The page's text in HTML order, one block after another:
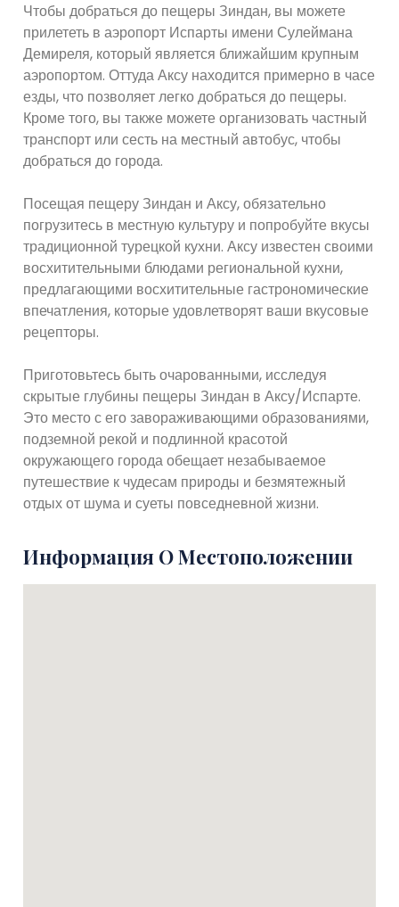
Чтобы добраться до пещеры Зиндан, вы можете
прилететь в аэропорт Испарты имени Сулеймана
Демиреля, который является ближайшим крупным
аэропортом. Оттуда Аксу находится примерно в часе
езды, что позволяет легко добраться до пещеры.
Кроме того, вы также можете организовать частный
транспорт или сесть на местный автобус, чтобы
добраться до города.
Посещая пещеру Зиндан и Аксу, обязательно
погрузитесь в местную культуру и попробуйте вкусы
традиционной турецкой кухни. Аксу известен своими
восхитительными блюдами региональной кухни,
предлагающими восхитительные гастрономические
впечатления, которые удовлетворят ваши вкусовые
рецепторы.
Приготовьтесь быть очарованными, исследуя
скрытые глубины пещеры Зиндан в Аксу/Испарте.
Это место с его завораживающими образованиями,
подземной рекой и подлинной красотой
окружающего города обещает незабываемое
путешествие к чудесам природы и безмятежный
отдых от шума и суеты повседневной жизни.
Информация О Местоположении